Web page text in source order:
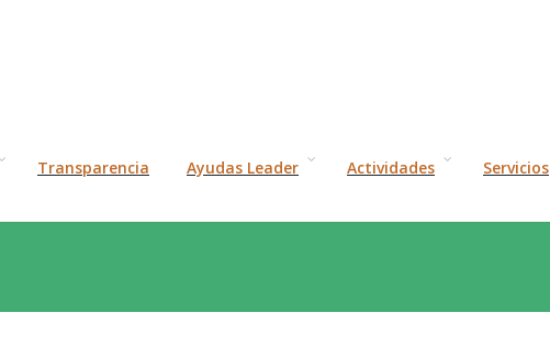
Transparencia Ayudas Leader Actividades Servicios